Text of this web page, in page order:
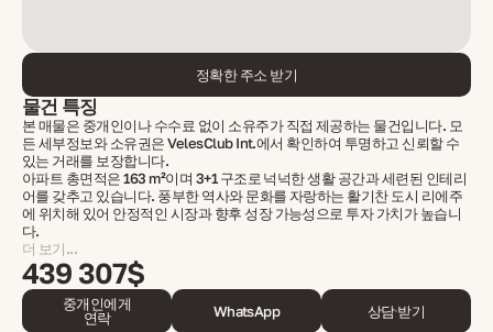
정확한 주소 받기
물건 특징
본 매물은 중개인이나 수수료 없이 소유주가 직접 제공하는 물건입니다. 모
든 세부정보와 소유권은 VelesClub Int.에서 확인하여 투명하고 신뢰할 수
있는 거래를 보장합니다.
아파트 총면적은 163 m²이며 3+1 구조로 넉넉한 생활 공간과 세련된 인테리
어를 갖추고 있습니다. 풍부한 역사와 문화를 자랑하는 활기찬 도시 리에주
에 위치해 있어 안정적인 시장과 향후 성장 가능성으로 투자 가치가 높습니
다.
더 보기...
439 307$
중개인에게
연락
WhatsApp 상담 받기